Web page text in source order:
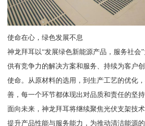
使命在心，绿色发展不息
神龙拜耳以“发展绿色新能源产品，服务社会
供有竞争力的解决方案和服务、持续为客户
使命。从原材料的选用，到生产工艺的优化
善，每一个环节都体现出对品质和责任的坚持
面向未来，神龙拜耳将继续聚焦光伏支架技
提升产品性能与服务能力，为推动清洁能源